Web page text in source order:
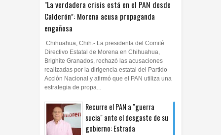
"La verdadera crisis está en el PAN desde
Calderón": Morena acusa propaganda
engañosa
Chihuahua, Chih.- La presidenta del Comité
Directivo Estatal de Morena en Chihuahua,
Brighite Granados, rechazó las acusaciones
realizadas por la dirigencia estatal del Partido
Acción Nacional y afirmó que el PAN utiliza una
estrategia de propa...
Recurre el PAN a "guerra
sucia" ante el desgaste de su
gobierno: Estrada